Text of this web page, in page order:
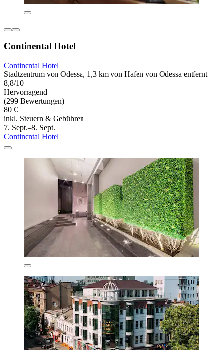
Continental Hotel
Continental Hotel
Stadtzentrum von Odessa, 1,3 km von Hafen von Odessa entfernt
8,8/10
Hervorragend
(299 Bewertungen)
80 €
inkl. Steuern & Gebühren
7. Sept.–8. Sept.
Continental Hotel